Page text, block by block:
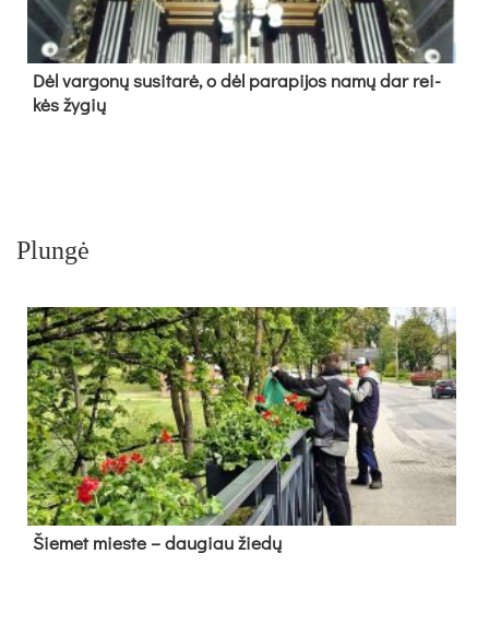
Dėl var­go­nų su­si­ta­rė, o dėl pa­ra­pi­jos na­mų dar rei­
kės žy­gių
Plungė
Šie­met mies­te – dau­giau žie­dų